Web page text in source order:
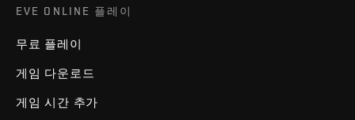
EVE ONLINE 플레이
무료 플레이
게임 다운로드
게임 시간 추가